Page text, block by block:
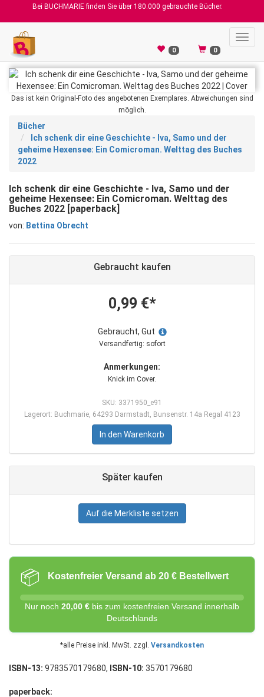
Bei BUCHMARIE finden Sie über 180.000 gebrauchte Bücher.
0 0
Das ist kein Original-Foto des angebotenen Exemplares. Abweichungen sind
möglich.
Bücher
Ich schenk dir eine Geschichte - Iva, Samo und der
geheime Hexensee: Ein Comicroman. Welttag des Buches
2022
Ich schenk dir eine Geschichte - Iva, Samo und der
geheime Hexensee: Ein Comicroman. Welttag des
Buches 2022 [paperback]
von: Bettina Obrecht
Gebraucht kaufen
0,99 €*
Gebraucht, Gut
Versandfertig: sofort
Anmerkungen:
Knick im Cover.
SKU: 3371950_e91
Lagerort: Buchmarie, 64293 Darmstadt, Bunsenstr. 14a Regal 4123
In den Warenkorb
Später kaufen
Auf die Merkliste setzen
📦 Kostenfreier Versand ab 20 € Bestellwert
Nur noch 20,00 € bis zum kostenfreien Versand innerhalb
Deutschlands
*alle Preise inkl. MwSt. zzgl. Versandkosten
ISBN-13: 9783570179680, ISBN-10: 3570179680
paperback: